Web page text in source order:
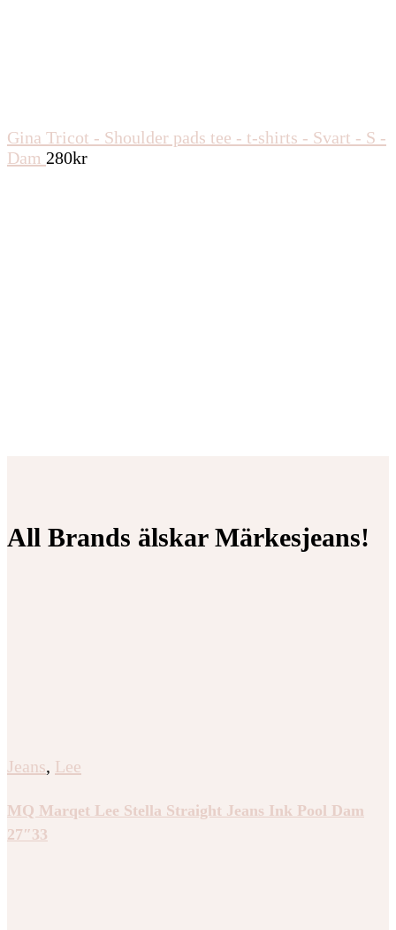
Gina Tricot - Shoulder pads tee - t-shirts - Svart - S -
Dam 280kr
All Brands älskar Märkesjeans!
Jeans, Lee
MQ Marqet Lee Stella Straight Jeans Ink Pool Dam
27″33